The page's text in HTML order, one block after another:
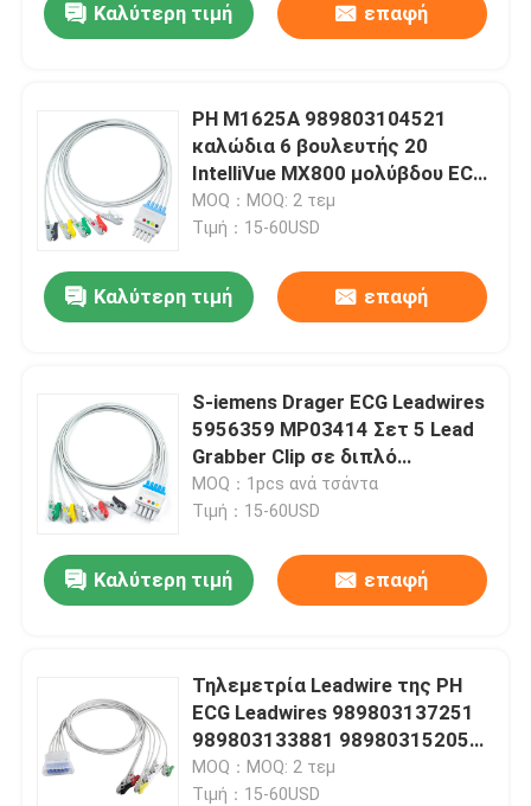
Προϊόντα
Περίπου εμείς
Γύρος εργοστασίων
Μας ελάτε σε επαφή με
Ειδήσεις
Καλύτερη τιμή επαφή
PH M1625A 989803104521
καλώδια 6 βουλευτής 20
IntelliVue MX800 μολύβδου ECG
συνδετήρων IEC καλωδίων
μολύβδου
MOQ：MOQ: 2 τεμ
Τιμή：15-60USD
Καλύτερη τιμή επαφή
S-iemens Drager ECG Leadwires
5956359 MP03414 Σετ 5 Lead
Grabber Clip σε διπλό
σύνδεσμο 5 πινών
MOQ：1pcs ανά τσάντα
Τιμή：15-60USD
Καλύτερη τιμή επαφή
Τηλεμετρία Leadwire της PH
ECG Leadwires 989803137251
989803133881 989803152051
συνδετήρας IEC 5 μολύβδου
MOQ：MOQ: 2 τεμ
Τιμή：15-60USD